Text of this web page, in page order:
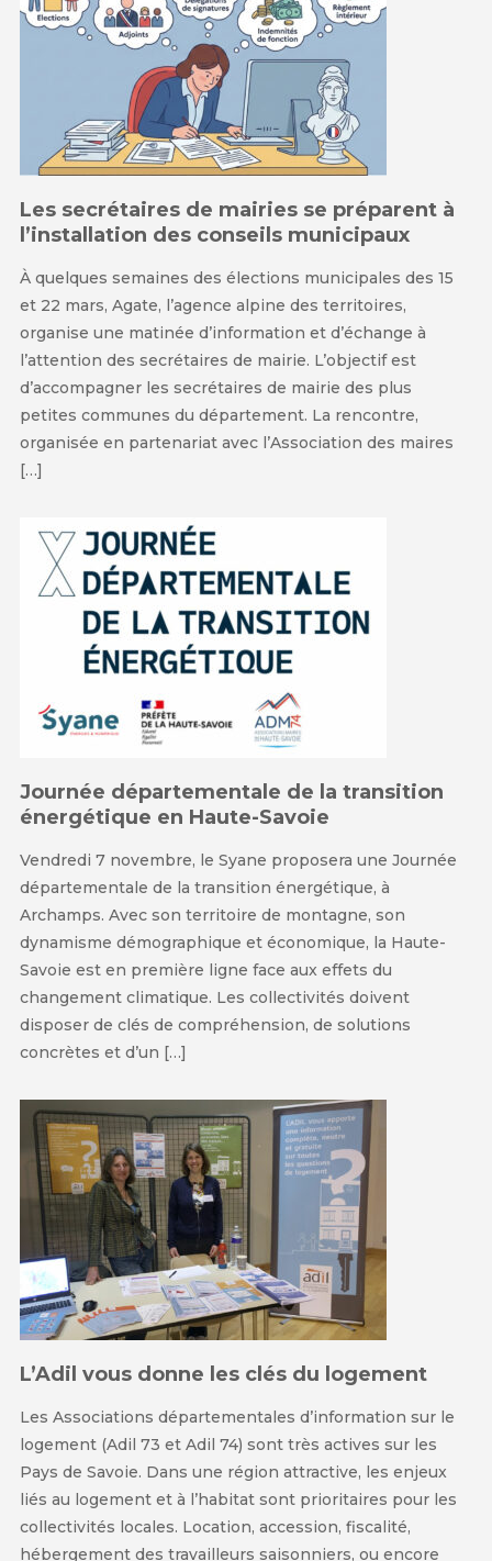
Les secrétaires de mairies se préparent à
l’installation des conseils municipaux
À quelques semaines des élections municipales des 15
et 22 mars, Agate, l’agence alpine des territoires,
organise une matinée d’information et d’échange à
l’attention des secrétaires de mairie. L’objectif est
d’accompagner les secrétaires de mairie des plus
petites communes du département. La rencontre,
organisée en partenariat avec l’Association des maires
[…]
Journée départementale de la transition
énergétique en Haute-Savoie
Vendredi 7 novembre, le Syane proposera une Journée
départementale de la transition énergétique, à
Archamps. Avec son territoire de montagne, son
dynamisme démographique et économique, la Haute-
Savoie est en première ligne face aux effets du
changement climatique. Les collectivités doivent
disposer de clés de compréhension, de solutions
concrètes et d’un […]
L’Adil vous donne les clés du logement
Les Associations départementales d’information sur le
logement (Adil 73 et Adil 74) sont très actives sur les
Pays de Savoie. Dans une région attractive, les enjeux
liés au logement et à l’habitat sont prioritaires pour les
collectivités locales. Location, accession, fiscalité,
hébergement des travailleurs saisonniers, ou encore